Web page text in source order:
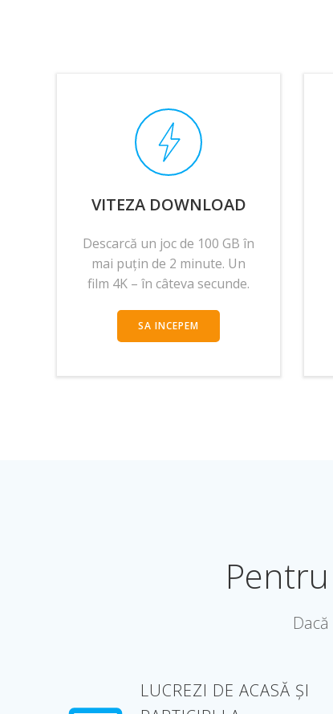
VITEZA DOWNLOAD
Descarcă un joc de 100 GB în
mai puțin de 2 minute. Un
film 4K – în câteva secunde.
SA INCEPEM
LUCREZI DE ACASĂ ȘI